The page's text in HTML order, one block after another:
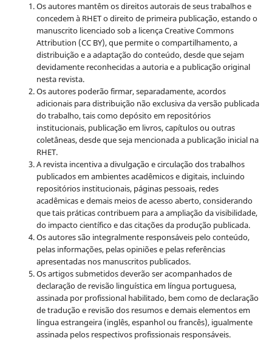
Os autores mantêm os direitos autorais de seus trabalhos e
concedem à RHET o direito de primeira publicação, estando o
manuscrito licenciado sob a licençaCreative Commons
Attribution (CC BY), que permite o compartilhamento, a
distribuição e a adaptação do conteúdo, desde que sejam
devidamente reconhecidas a autoria e a publicação original
nesta revista.
Os autores poderão firmar, separadamente, acordos
adicionais para distribuição não exclusiva da versão publicada
do trabalho, tais como depósito em repositórios
institucionais, publicação em livros, capítulos ou outras
coletâneas, desde que seja mencionada a publicação inicial na
RHET.
A revista incentiva a divulgação e circulação dos trabalhos
publicados em ambientes acadêmicos e digitais, incluindo
repositórios institucionais, páginas pessoais, redes
acadêmicas e demais meios de acesso aberto, considerando
que tais práticas contribuem para a ampliação da visibilidade,
do impacto científico e das citações da produção publicada.
Os autores são integralmente responsáveis pelo conteúdo,
pelas informações, pelas opiniões e pelas referências
apresentadas nos manuscritos publicados.
Os artigos submetidos deverão ser acompanhados de
declaração de revisão linguística em língua portuguesa,
assinada por profissional habilitado, bem como de declaração
de tradução e revisão dos resumos e demais elementos em
língua estrangeira (inglês, espanhol ou francês), igualmente
assinada pelos respectivos profissionais responsáveis.